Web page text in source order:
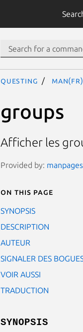
questing man(fr)
groups
Afficher les
Provided by:
On this page
SYNOPSIS
DESCRIPTION
AUTEUR
SIGNALER DES
VOIR AUSSI
TRADUCTION
SYNOPSIS